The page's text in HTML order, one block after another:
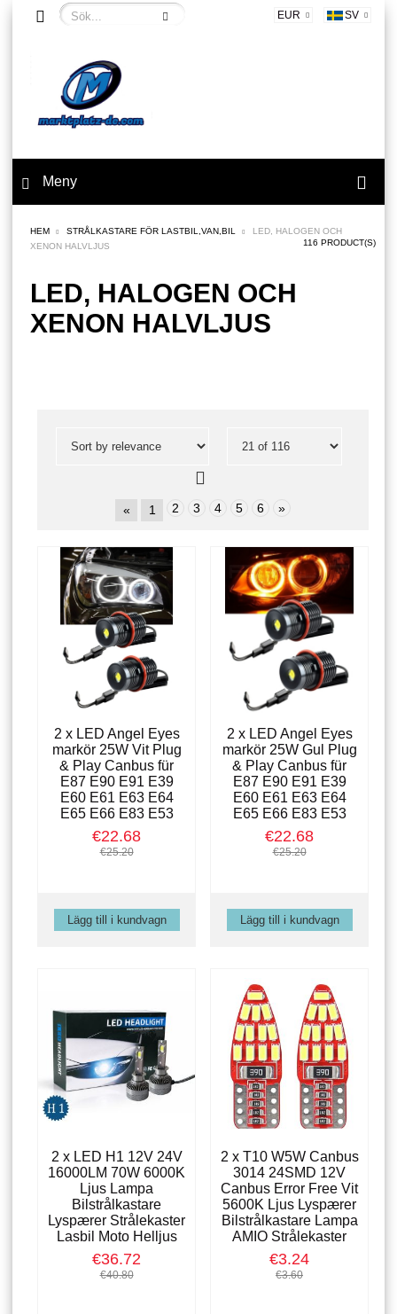
EUR SV
Meny
HEM STRÅLKASTARE FÖR LASTBIL,VAN,BIL
LED, HALOGEN OCH
XENON HALVLJUS
116 PRODUCT(S)
LED, HALOGEN OCH
XENON HALVLJUS
« 1 2 3 4 5 6 »
2 x LED Angel Eyes
markör 25W Vit Plug
& Play Canbus für
E87 E90 E91 E39
E60 E61 E63 E64
E65 E66 E83 E53
€22.68
€25.20
2 x LED Angel Eyes
markör 25W Gul Plug
& Play Canbus für
E87 E90 E91 E39
E60 E61 E63 E64
E65 E66 E83 E53
€22.68
€25.20
2 x LED H1 12V 24V
16000LM 70W 6000K
Ljus Lampa
Bilstrålkastare
Lyspærer Strålekaster
Lasbil Moto Helljus
€36.72
€40.80
2 x T10 W5W Canbus
3014 24SMD 12V
Canbus Error Free Vit
5600K Ljus Lyspærer
Bilstrålkastare Lampa
AMIO Strålekaster
€3.24
€3.60